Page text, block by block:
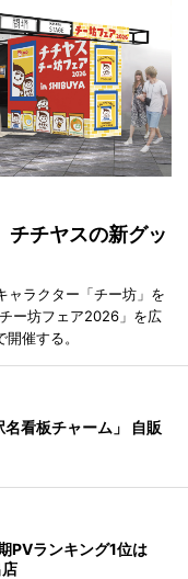
チヤスの新グッ
ャラクター「チー坊」を
ー坊フェア2026」を広
催する。
看板チャーム」 自販
PVランキング1位は